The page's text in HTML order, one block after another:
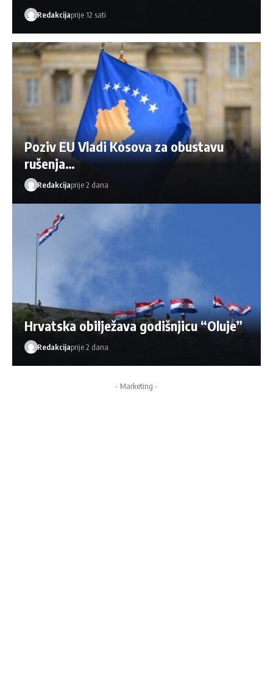
Redakcijaprije 12 sati
Poziv EU Vladi Kosova za obustavu
rušenja…
Redakcijaprije 2 dana
Hrvatska obilježava godišnjicu “Oluje”
Redakcijaprije 2 dana
- Marketing -